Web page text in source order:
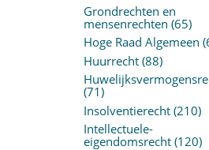
Grondrechten en
mensenrechten (65)
Hoge Raad Algemeen
Huurrecht(88)
(71)
Insolventierecht(210)
Intellectuele-
eigendomsrecht(120)